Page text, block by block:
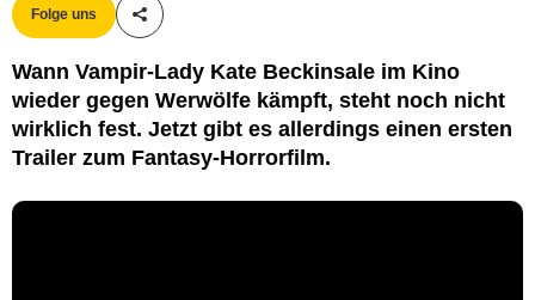
Folge uns
Teile diesen Artikel
Wann Vampir-Lady Kate Beckinsale im Kino
wieder gegen Werwölfe kämpft, steht noch nicht
wirklich fest. Jetzt gibt es allerdings einen ersten
Trailer zum Fantasy-Horrorfilm.